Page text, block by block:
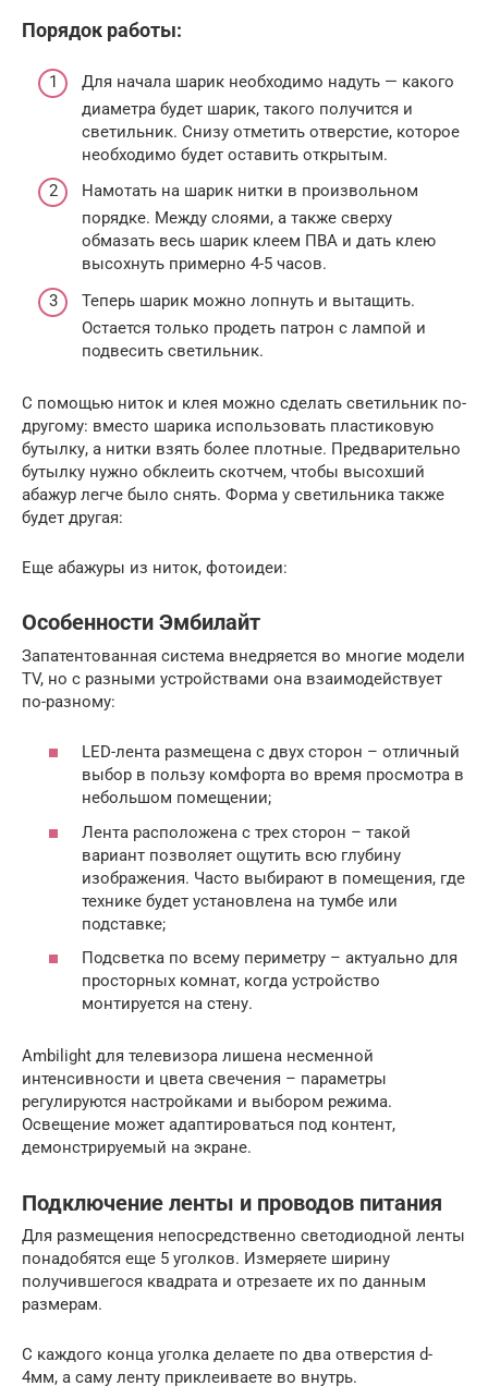
Порядок работы:
Для начала шарик необходимо надуть — какого
диаметра будет шарик, такого получится и
светильник. Снизу отметить отверстие, которое
необходимо будет оставить открытым.
Намотать на шарик нитки в произвольном
порядке. Между слоями, а также сверху
обмазать весь шарик клеем ПВА и дать клею
высохнуть примерно 4-5 часов.
Теперь шарик можно лопнуть и вытащить.
Остается только продеть патрон с лампой и
подвесить светильник.
С помощью ниток и клея можно сделать светильник по-
другому: вместо шарика использовать пластиковую
бутылку, а нитки взять более плотные. Предварительно
бутылку нужно обклеить скотчем, чтобы высохший
абажур легче было снять. Форма у светильника также
будет другая:
Еще абажуры из ниток, фотоидеи:
Особенности Эмбилайт
Запатентованная система внедряется во многие модели
TV, но с разными устройствами она взаимодействует
по-разному:
LED-лента размещена с двух сторон – отличный
выбор в пользу комфорта во время просмотра в
небольшом помещении;
Лента расположена с трех сторон – такой
вариант позволяет ощутить всю глубину
изображения. Часто выбирают в помещения, где
технике будет установлена на тумбе или
подставке;
Подсветка по всему периметру – актуально для
просторных комнат, когда устройство
монтируется на стену.
Ambilight для телевизора лишена несменной
интенсивности и цвета свечения – параметры
регулируются настройками и выбором режима.
Освещение может адаптироваться под контент,
демонстрируемый на экране.
Подключение ленты и проводов питания
Для размещения непосредственно светодиодной ленты
понадобятся еще 5 уголков. Измеряете ширину
получившегося квадрата и отрезаете их по данным
размерам.
С каждого конца уголка делаете по два отверстия d-
4мм, а саму ленту приклеиваете во внутрь.